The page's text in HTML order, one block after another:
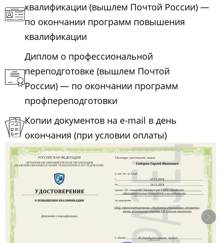
квалификации (вышлем Почтой России) —
по окончании программ повышения
квалификации
Диплом о профессиональной
переподготовке (вышлем Почтой
России) — по окончании программ
профпереподготовки
Копии документов на e-mail в день
окончания (при условии оплаты)